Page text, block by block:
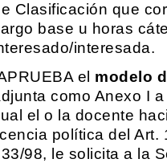
Clasificación que
base u horas
interesada.
el modelo
como Anexo I
el o la docente
política del Art.
98, le solicita a la